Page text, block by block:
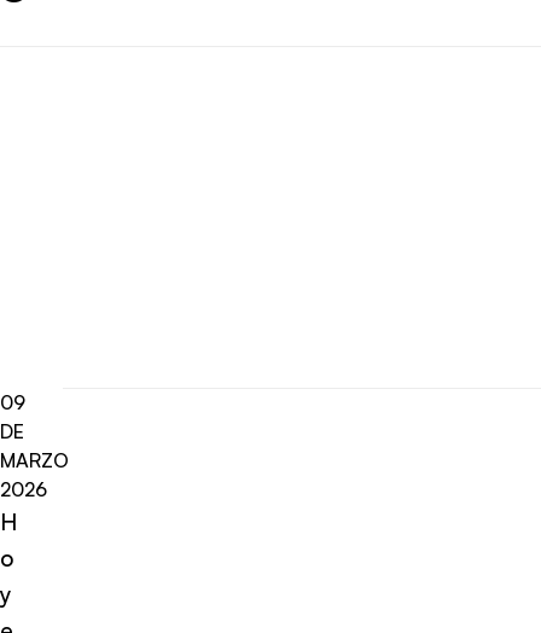
09
DE
MARZO
2026
H
o
y